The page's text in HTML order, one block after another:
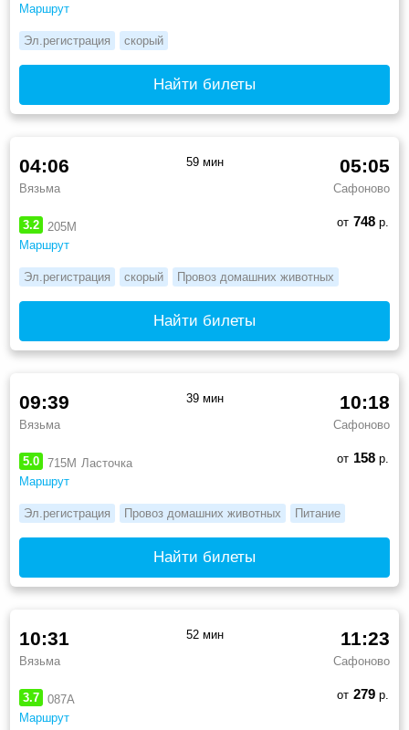
Маршрут
Эл.регистрация скорый
Найти билеты
3.2
205М
Маршрут
04:06
Вязьма
05:05
Сафоново
59 мин
от 748р.
Эл.регистрация скорый Провоз домашних животных
Найти билеты
5.0 715М Ласточка
Маршрут
09:39
Вязьма
10:18
Сафоново
39 мин
от 158р.
Эл.регистрация Провоз домашних животных Питание
Найти билеты
3.7
087А
Маршрут
10:31
Вязьма
11:23
Сафоново
52 мин
от 279р.